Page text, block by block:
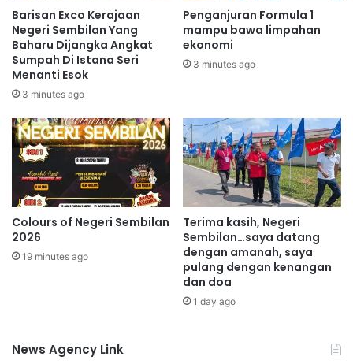
a
n
k
e
w
n
g
a
r
i
Z
b
t
i
n
g
k
a
k
a
l
a
j
u
e
Barisan Exco Kerajaan
Negeri Sembilan Yang
Baharu Dijangka Angkat
Sumpah Di Istana Seri
Menanti Esok
3 minutes ago
Penganjuran Formula 1
mampu bawa limpahan
ekonomi
3 minutes ago
Colours of Negeri Sembilan
2026
19 minutes ago
Terima kasih, Negeri
Sembilan…saya datang
dengan amanah, saya
pulang dengan kenangan
dan doa
1 day ago
News Agency Link